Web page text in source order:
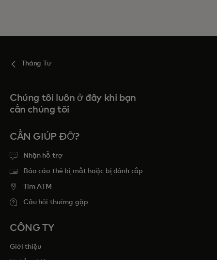
Tháng Tư
Chúng tôi luôn ở đây khi bạn
cần chúng tôi
CẦN GIÚP ĐỠ?
Nhận hỗ trợ
Báo cáo thẻ bị mất hoặc bị đánh cắp
Tim ATM
Câu hỏi thường gặp
CÔNG TY
Giới thiệu